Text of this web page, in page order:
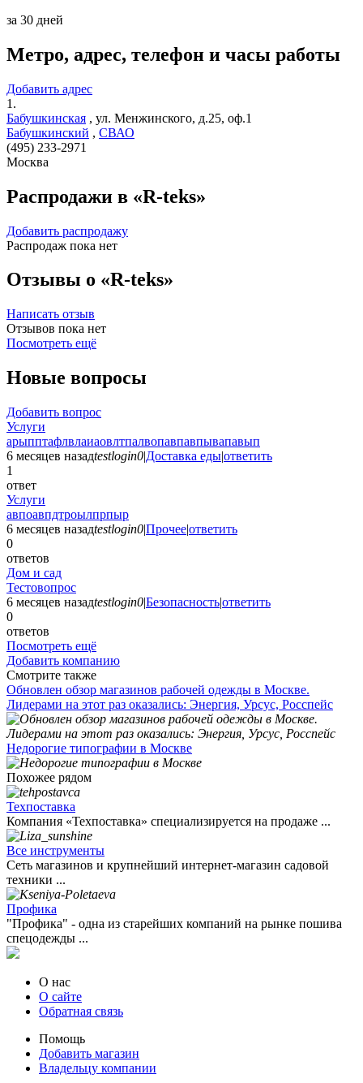
за 30 дней
Метро, адрес, телефон и часы работы
Добавить адрес
1.
Бабушкинская , ул. Менжинского, д.25, оф.1
Бабушкинский , СВАО
(495) 233-2971
Москва
Распродажи в «R-teks»
Добавить распродажу
Распродаж пока нет
Отзывы о «R-teks»
Написать отзыв
Отзывов пока нет
Посмотреть ещё
Новые вопросы
Добавить вопрос
Услуги
арыпптафлвлаиаовлтпалвопавпавпывапавып
6 месяцев назадtestlogin0|Доставка еды|ответить
1
ответ
Услуги
авпоавпдтроылпрпыр
6 месяцев назадtestlogin0|Прочее|ответить
0
ответов
Дом и сад
Тестовопрос
6 месяцев назадtestlogin0|Безопасность|ответить
0
ответов
Посмотреть ещё
Добавить компанию
Смотрите также
Обновлен обзор магазинов рабочей одежды в Москве.
Лидерами на этот раз оказались: Энергия, Урсус, Росспейс
Недорогие типографии в Москве
Похожее рядом
Техпоставка
Компания «Техпоставка» специализируется на продаже ...
Все инструменты
Сеть магазинов и крупнейший интернет-магазин садовой
техники ...
Профика
"Профика" - одна из старейших компаний на рынке пошива
спецодежды ...
О нас
О сайте
Обратная связь
Помощь
Добавить магазин
Владельцу компании